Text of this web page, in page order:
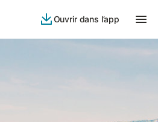
Ouvrir dans l’app